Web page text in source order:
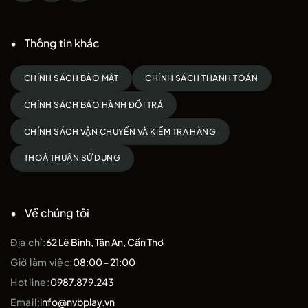
Thông tin khác
CHÍNH SÁCH BẢO MẬT CHÍNH SÁCH THANH TOÁN
CHÍNH SÁCH BẢO HÀNH ĐỔI TRẢ
CHÍNH SÁCH VẬN CHUYỂN VÀ KIỂM TRA HÀNG
THOẢ THUẬN SỬ DỤNG
Về chúng tôi
Địa chỉ:62 Lê Bình, Tân An, Cần Thơ
Giờ làm việc:08:00 - 21:00
Hotline:0987.879.243
Email:info@nvbplay.vn